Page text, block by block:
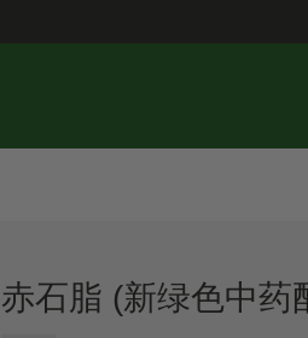
赤石脂 (新绿色中药